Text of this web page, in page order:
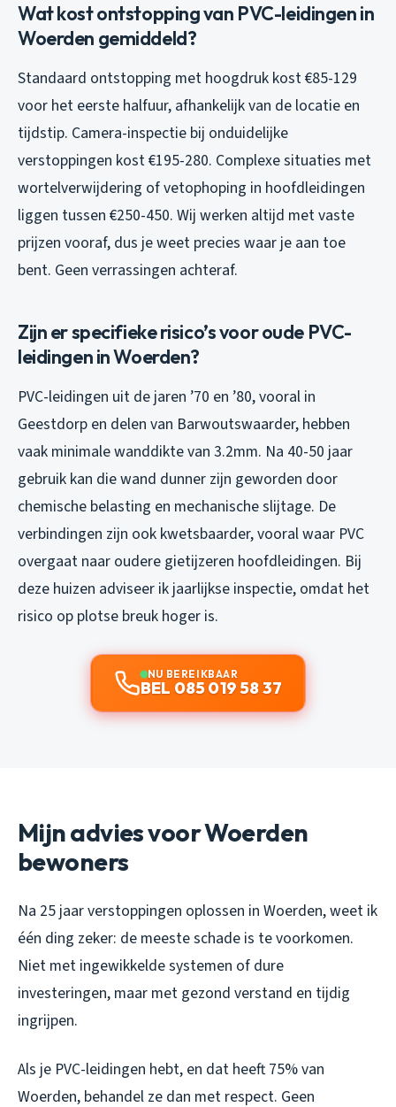
Wat kost ontstopping van PVC-leidingen in
Woerden gemiddeld?
Standaard ontstopping met hoogdruk kost €85-129
voor het eerste halfuur, afhankelijk van de locatie en
tijdstip. Camera-inspectie bij onduidelijke
verstoppingen kost €195-280. Complexe situaties met
wortelverwijdering of vetophoping in hoofdleidingen
liggen tussen €250-450. Wij werken altijd met vaste
prijzen vooraf, dus je weet precies waar je aan toe
bent. Geen verrassingen achteraf.
Zijn er specifieke risico’s voor oude PVC-
leidingen in Woerden?
PVC-leidingen uit de jaren ’70 en ’80, vooral in
Geestdorp en delen van Barwoutswaarder, hebben
vaak minimale wanddikte van 3.2mm. Na 40-50 jaar
gebruik kan die wand dunner zijn geworden door
chemische belasting en mechanische slijtage. De
verbindingen zijn ook kwetsbaarder, vooral waar PVC
overgaat naar oudere gietijzeren hoofdleidingen. Bij
deze huizen adviseer ik jaarlijkse inspectie, omdat het
risico op plotse breuk hoger is.
NU BEREIKBAAR
BEL 085 019 58 37
Mijn advies voor Woerden
bewoners
Na 25 jaar verstoppingen oplossen in Woerden, weet ik
één ding zeker: de meeste schade is te voorkomen.
Niet met ingewikkelde systemen of dure
investeringen, maar met gezond verstand en tijdig
ingrijpen.
Als je PVC-leidingen hebt, en dat heeft 75% van
Woerden, behandel ze dan met respect. Geen